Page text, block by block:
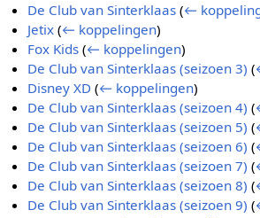
De Club van Sinterklaas (←
Jetix (← koppelingen)
Fox Kids (← koppelingen)
De Club van Sinterklaas (seizoen 3) (
Disney XD (← koppelingen)
De Club van Sinterklaas (seizoen 4) (
De Club van Sinterklaas (seizoen 5) (
De Club van Sinterklaas (seizoen 6) (
De Club van Sinterklaas (seizoen 7) (
De Club van Sinterklaas (seizoen 8) (
De Club van Sinterklaas (seizoen 9) (